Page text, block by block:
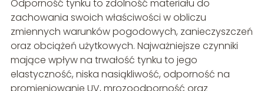
Odporność tynku to zdolność materiału do
zachowania swoich właściwości w obliczu
zmiennych warunków pogodowych, zanieczyszczeń
oraz obciążeń użytkowych. Najważniejsze czynniki
mające wpływ na trwałość tynku to jego
elastyczność, niska nasiąkliwość, odporność na